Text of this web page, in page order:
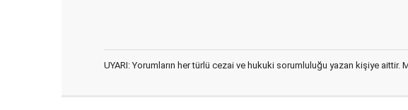
UYARI: Yorumların her türlü cezai ve hukuki sorumluluğu yazan kişiye